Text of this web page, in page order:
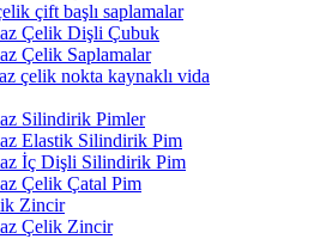
çift başlı saplamalar
Çelik Dişli Çubuk
Çelik Saplamalar
çelik nokta kaynaklı vida
Silindirik Pimler
Elastik Silindirik Pim
İç Dişli Silindirik Pim
Çelik Çatal Pim
Zincir
Çelik Zincir